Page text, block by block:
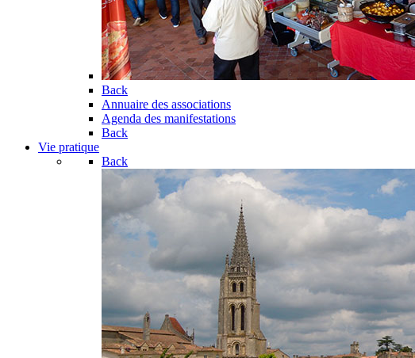
Back
Annuaire des associations
Agenda des manifestations
Back
Vie pratique
Back